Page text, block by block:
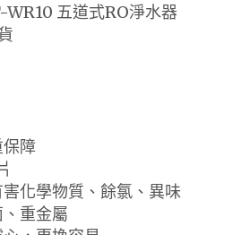
WR10 五道式RO淨水器
保障
化學物質、餘氯、異味
重金屬